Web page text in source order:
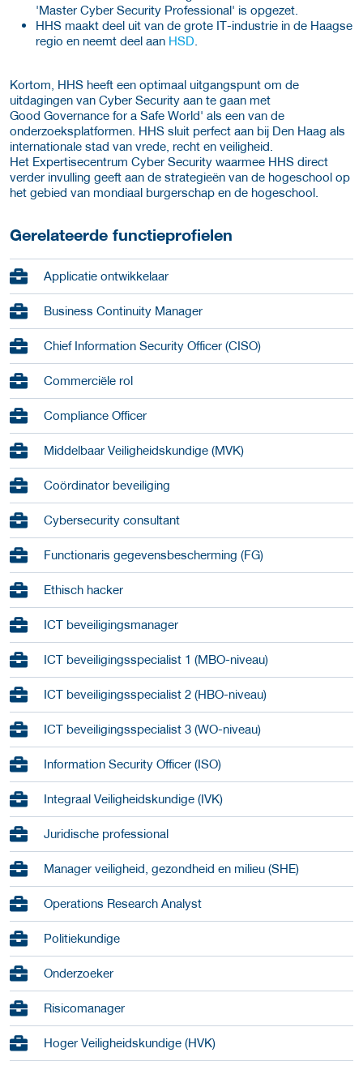
'Master Cyber Security Professional' is opgezet.
HHS maakt deel uit van de grote IT-industrie in de Haagse
regio en neemt deel aan HSD
Kortom, HHS heeft een optimaal uitgangspunt om de
uitdagingen van Cyber Security aan te gaan met
Good Governance for a Safe World' als een van de
onderzoeksplatformen. HHS sluit perfect aan bij Den Haag als
internationale stad van vrede, recht en veiligheid.
Het Expertisecentrum Cyber Security waarmee HHS direct
verder invulling geeft aan de strategieën van de hogeschool op
het gebied van mondiaal burgerschap en de hogeschool.
Gerelateerde functieprofielen
Applicatie ontwikkelaar
Business Continuity Manager
Chief Information Security Officer (CISO)
Commerciële rol
Compliance Officer
Middelbaar Veiligheidskundige (MVK)
Coördinator beveiliging
Cybersecurity consultant
Functionaris gegevensbescherming (FG)
Ethisch hacker
ICT beveiligingsmanager
ICT beveiligingsspecialist 1 (MBO-niveau)
ICT beveiligingsspecialist 2 (HBO-niveau)
ICT beveiligingsspecialist 3 (WO-niveau)
Information Security Officer (ISO)
Integraal Veiligheidskundige (IVK)
Juridische professional
Manager veiligheid, gezondheid en milieu (SHE)
Operations Research Analyst
Politiekundige
Onderzoeker
Risicomanager
Hoger Veiligheidskundige (HVK)